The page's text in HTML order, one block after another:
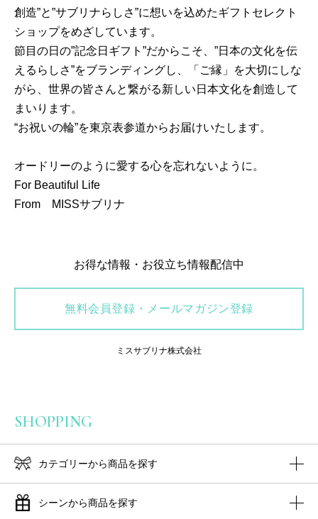
創造”と”サブリナらしさ”に想いを込めたギフトセレクト
ショップをめざしています。
節目の日の”記念日ギフト”だからこそ、”日本の文化を伝
えるらしさ”をブランディングし、「ご縁」を大切にしな
がら、世界の皆さんと繋がる新しい日本文化を創造して
まいります。
“お祝いの輪”を東京表参道からお届けいたします。
オードリーのように愛する心を忘れないように。
For Beautiful Life
From MISSサブリナ
お得な情報・お役立ち情報配信中
無料会員登録・メールマガジン登録
ミスサブリナ株式会社
SHOPPING
カテゴリーから商品を探す
シーンから商品を探す